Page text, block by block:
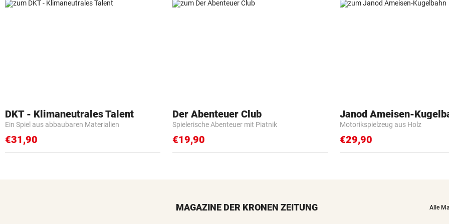
DKT - Klimaneutrales Talent
Ein Spiel aus abbaubaren Materialien
€31,90
Der Abenteuer Club
Spielerische Abenteuer mit Piatnik
€19,90
Janod Ameisen-
Motorikspielzeug aus Holz
€29,90
MAGAZINE DER KRONEN ZEITUNG Alle